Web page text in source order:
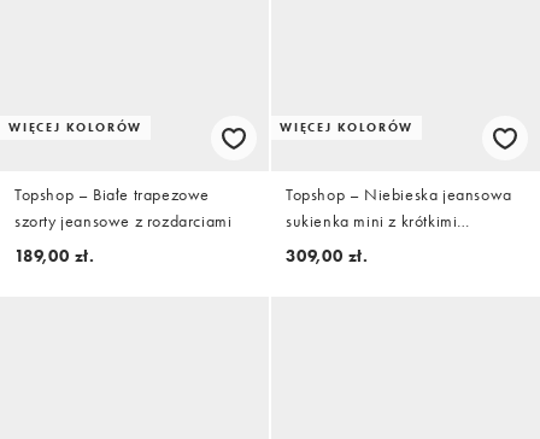
WIĘCEJ KOLORÓW
Topshop – Białe trapezowe
szorty jeansowe z rozdarciami
189,00 zł.
WIĘCEJ KOLORÓW
Topshop – Niebieska jeansowa
sukienka mini z krótkimi
rękawami
309,00 zł.